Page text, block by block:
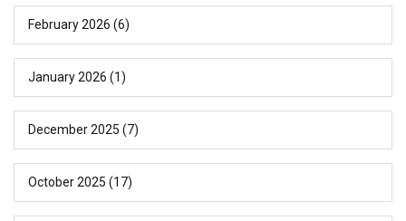
February 2026 (6)
January 2026 (1)
December 2025 (7)
October 2025 (17)